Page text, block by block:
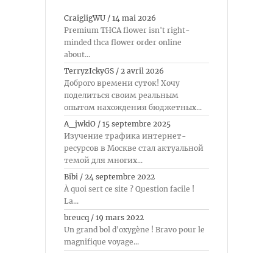
CraigligWU / 14 mai 2026
Premium THCA flower isn't right-
minded thca flower order online
about...
TerryzIckyGS / 2 avril 2026
Доброго времени суток! Хочу
поделиться своим реальным
опытом нахождения бюджетных...
A_jwkiO / 15 septembre 2025
Изучение трафика интернет-
ресурсов в Москве стал актуальной
темой для многих...
Bibi / 24 septembre 2022
À quoi sert ce site ? Question facile !
La...
breucq / 19 mars 2022
Un grand bol d'oxygène ! Bravo pour le
magnifique voyage...